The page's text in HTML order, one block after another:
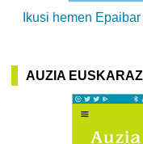
Ikusi hemen
AUZIA